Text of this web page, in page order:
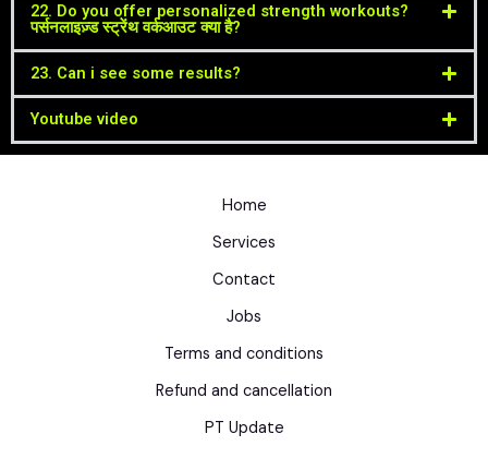
22. Do you offer personalized strength workouts?
पर्सनलाइज़्ड स्ट्रेंथ वर्कआउट क्या है?
23. Can i see some results?
Youtube video
Home
Services
Contact
Jobs
Terms and conditions
Refund and cancellation
PT Update